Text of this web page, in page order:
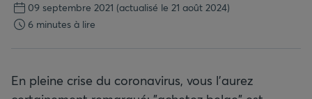
09 septembre 2021 (actualisé le 21 août 2024)
6 minutes à lire
En pleine crise du coronavirus, vous l’aurez